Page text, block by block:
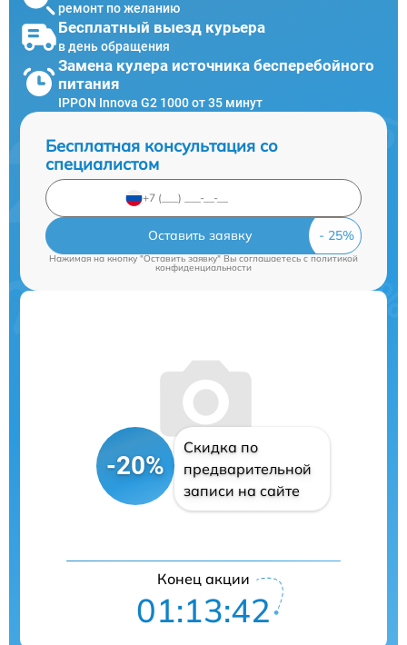
ремонт по желанию
Бесплатный выезд курьера
в день обращения
Замена кулера источника бесперебойного
питания
IPPON Innova G2 1000 от 35 минут
Бесплатная консультация со
специалистом
Оставить заявку
Нажимая на кнопку "Оставить заявку" Вы соглашаетесь cполитикой
конфиденциальности
-20%
Скидка по
предварительной
записи на сайте
Конец акции
01:13:41